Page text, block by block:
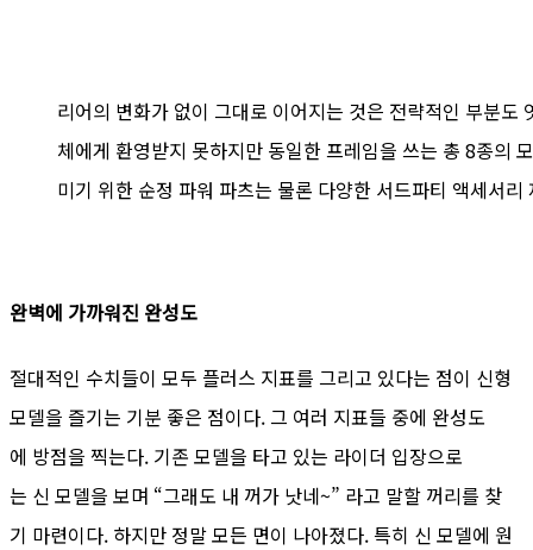
리어의 변화가 없이 그대로 이어지는 것은 전략적인 부분
체에게 환영받지 못하지만 동일한 프레임을 쓰는 총 8종의
미기 위한 순정 파워 파츠는 물론 다양한 서드파티 액세서리
완벽에 가까워진 완성도
절대적인 수치들이 모두 플러스 지표를 그리고 있다는 점이 신형
모델을 즐기는 기분 좋은 점이다. 그 여러 지표들 중에 완성도
에 방점을 찍는다. 기존 모델을 타고 있는 라이더 입장으로
는 신 모델을 보며 “그래도 내 꺼가 낫네~” 라고 말할 꺼리를 찾
기 마련이다. 하지만 정말 모든 면이 나아졌다. 특히 신 모델에 원